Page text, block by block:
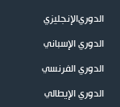
الدوريالإنجليزي
الدوري الإسباني
الدوري الفرنسي
الدوري الإيطالي